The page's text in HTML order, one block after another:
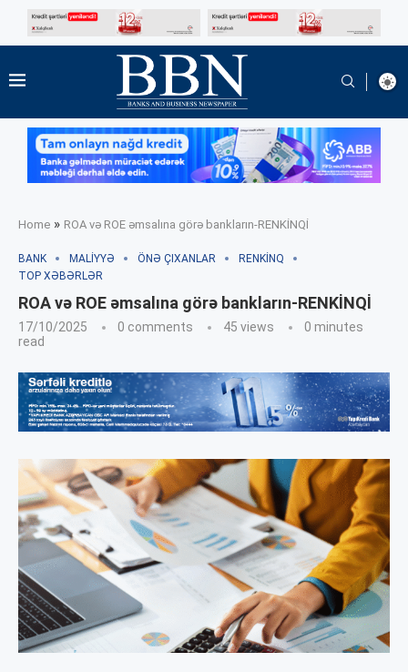
Home » ROA və ROE əmsalına görə bankların-RENKİNQİ
BANK MALIYYƏ ÖNƏ ÇIXANLAR
RENKINQ
TOP XƏBƏRLƏR
ROA və ROE əmsalına görə bankların-RENKİNQİ
17/10/2025 0 comments 45 views
0 minutes
read